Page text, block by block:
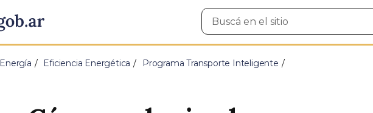
Buscar
en
Energía Eficiencia Energética Programa Transporte Inteligente